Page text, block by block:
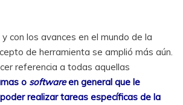
con los avances en el mundo de la
de herramienta se amplió más aún.
referencia a todas aquellas
o softwareen general que le
realizar tareas específicas de la